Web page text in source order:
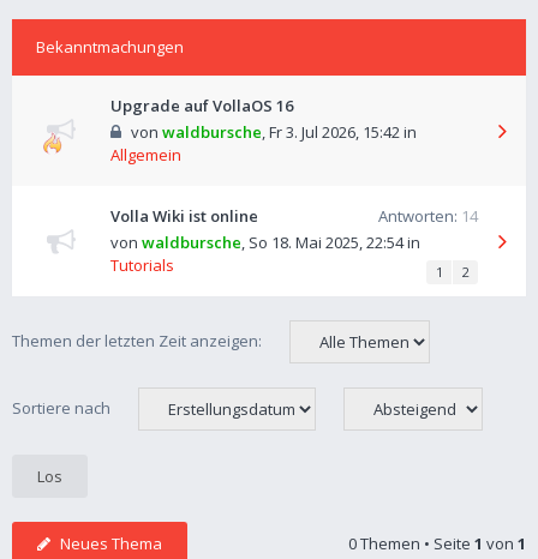
Bekanntmachungen
Upgrade auf VollaOS 16
von waldbursche,Fr 3. Jul 2026, 15:42in
Allgemein
Volla Wiki ist online Antworten: 14
von waldbursche, So 18. Mai 2025, 22:54in
Tutorials
1 2
Themen der letzten Zeit anzeigen:
Sortiere nach
Neues Thema 0 Themen • Seite 1 von 1